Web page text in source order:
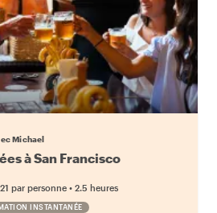
Michael
à San Francisco
par personne • 2.5 heures
INSTANTANÉE